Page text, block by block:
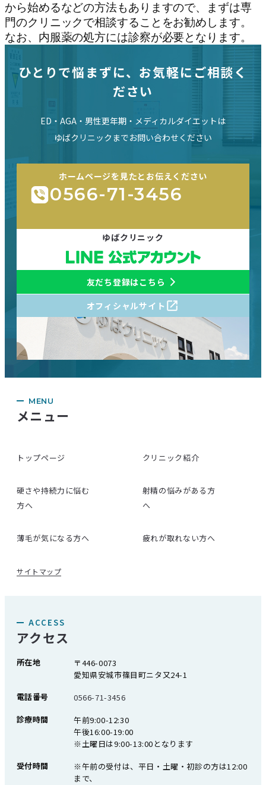
から始めるなどの方法もありますので、まずは専
門のクリニックで相談することをお勧めします。
なお、内服薬の処方には診察が必要となります。
ひとりで悩まずに、お気軽にご相談く
ださい
ED・AGA・男性更年期・メディカルダイエットは
ゆばクリニックまでお問い合わせください
ホームページを見たとお伝えください
0566-71-3456
ゆばクリニック
友だち登録はこちら
オフィシャルサイト
MENU
メニュー
トップページ クリニック紹介
硬さや持続力に悩む
方へ
射精の悩みがある方
へ
薄毛が気になる方へ 疲れが取れない方へ
サイトマップ
ACCESS
アクセス
所在地
〒446-0073
愛知県安城市篠目町ニタ又24-1
電話番号
0566-71-3456
診療時間
午前9:00-12:30
午後16:00-19:00
※土曜日は9:00-13:00となります
受付時間
※午前の受付は、平日・土曜・初診の方は12:00
まで、